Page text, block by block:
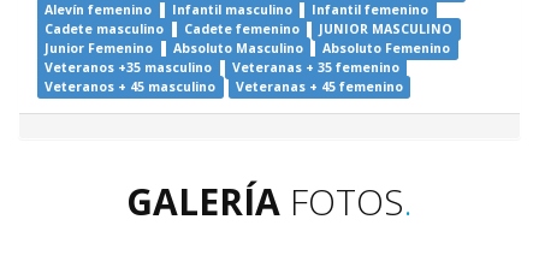
Alevín femenino
Infantil masculino
Infantil femenino
Cadete masculino
Cadete femenino
JUNIOR MASCULINO
Junior Femenino
Absoluto Masculino
Absoluto Femenino
Veteranos +35 masculino
Veteranas + 35 femenino
Veteranos + 45 masculino
Veteranas + 45 femenino
GALERÍA FOTOS.